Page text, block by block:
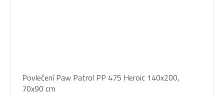
Povlečení Paw Patrol PP 475 Heroic 140x200,
70x90 cm